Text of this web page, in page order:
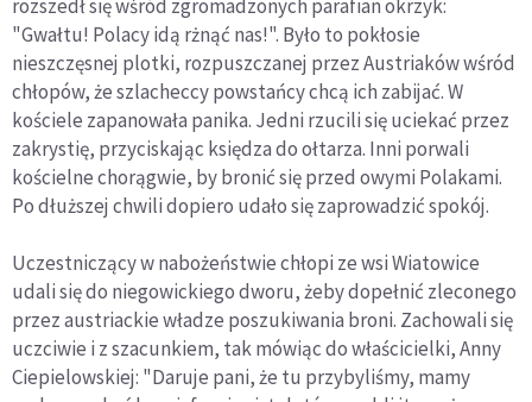
rozszedł się wśród zgromadzonych parafian okrzyk:
"Gwałtu! Polacy idą rżnąć nas!". Było to pokłosie
nieszczęsnej plotki, rozpuszczanej przez Austriaków wśród
chłopów, że szlacheccy powstańcy chcą ich zabijać. W
kościele zapanowała panika. Jedni rzucili się uciekać przez
zakrystię, przyciskając księdza do ołtarza. Inni porwali
kościelne chorągwie, by bronić się przed owymi Polakami.
Po dłuższej chwili dopiero udało się zaprowadzić spokój.
Uczestniczący w nabożeństwie chłopi ze wsi Wiatowice
udali się do niegowickiego dworu, żeby dopełnić zleconego
przez austriackie władze poszukiwania broni. Zachowali się
uczciwie i z szacunkiem, tak mówiąc do właścicielki, Anny
Ciepielowskiej: "Daruje pani, że tu przybyliśmy, mamy